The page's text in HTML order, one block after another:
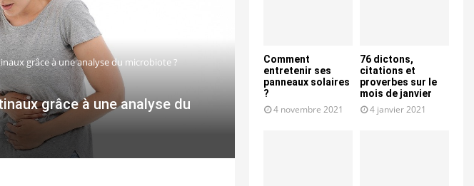
grâce à une analyse du microbiote ?
grâce à une analyse du
Comment
entretenir ses
panneaux solaires
?
4 novembre 2021
76 dictons,
citations et
proverbes sur le
mois de janvier
4 janvier 2021